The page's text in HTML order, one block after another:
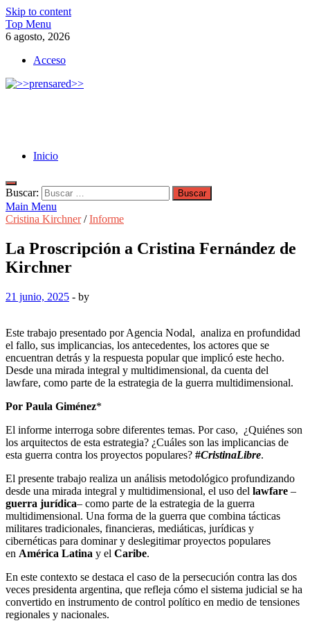
Skip to content
Top Menu
6 agosto, 2026
Acceso
Inicio
Buscar:
Main Menu
Cristina Kirchner/Informe
La Proscripción a Cristina Fernández de
Kirchner
21 junio, 2025 - by
Este trabajo presentado por Agencia Nodal, analiza en profundidad
el fallo, sus implicancias, los antecedentes, los actores que se
encuentran detrás y la respuesta popular que implicó este hecho.
Desde una mirada integral y multidimensional, da cuenta del
lawfare, como parte de la estrategia de la guerra multidimensional.
Por Paula Giménez*
El informe interroga sobre diferentes temas. Por caso, ¿Quiénes son
los arquitectos de esta estrategia? ¿Cuáles son las implicancias de
esta guerra contra los proyectos populares? #CristinaLibre.
El presente trabajo realiza un análisis metodológico profundizando
desde una mirada integral y multidimensional, el uso del lawfare –
guerra jurídica– como parte de la estrategia de la guerra
multidimensional. Una forma de la guerra que combina tácticas
militares tradicionales, financieras, mediáticas, jurídicas y
cibernéticas para dominar y deslegitimar proyectos populares
en América Latina y el Caribe.
En este contexto se destaca el caso de la persecución contra las dos
veces presidenta argentina, que refleja cómo el sistema judicial se ha
convertido en instrumento de control político en medio de tensiones
regionales y nacionales.